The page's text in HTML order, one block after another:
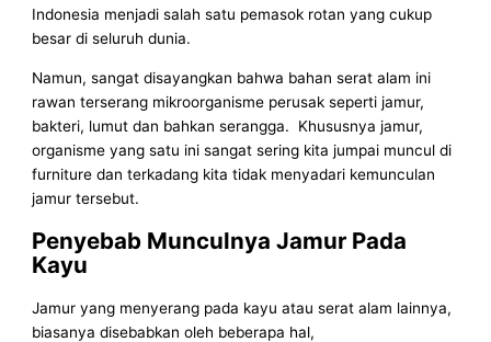
Indonesia menjadi salah satu pemasok rotan yang cukup
besar di seluruh dunia.
Namun, sangat disayangkan bahwa bahan serat alam ini
rawan terserang mikroorganisme perusak seperti jamur,
bakteri, lumut dan bahkan serangga. Khususnya jamur,
organisme yang satu ini sangat sering kita jumpai muncul di
furniture dan terkadang kita tidak menyadari kemunculan
jamur tersebut.
Penyebab Munculnya Jamur Pada
Kayu
Jamur yang menyerang pada kayu atau serat alam lainnya,
biasanya disebabkan oleh beberapa hal,